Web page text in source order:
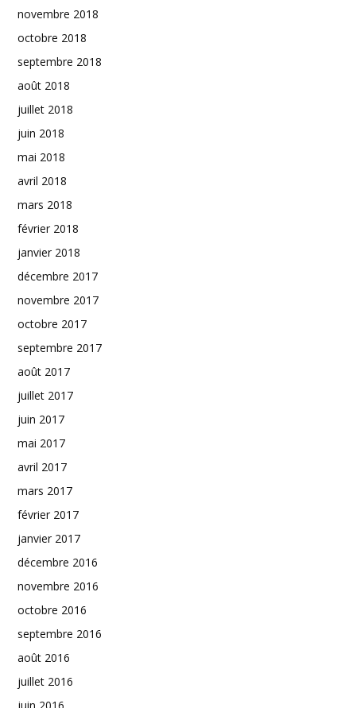
novembre 2018
octobre 2018
septembre 2018
août 2018
juillet 2018
juin 2018
mai 2018
avril 2018
mars 2018
février 2018
janvier 2018
décembre 2017
novembre 2017
octobre 2017
septembre 2017
août 2017
juillet 2017
juin 2017
mai 2017
avril 2017
mars 2017
février 2017
janvier 2017
décembre 2016
novembre 2016
octobre 2016
septembre 2016
août 2016
juillet 2016